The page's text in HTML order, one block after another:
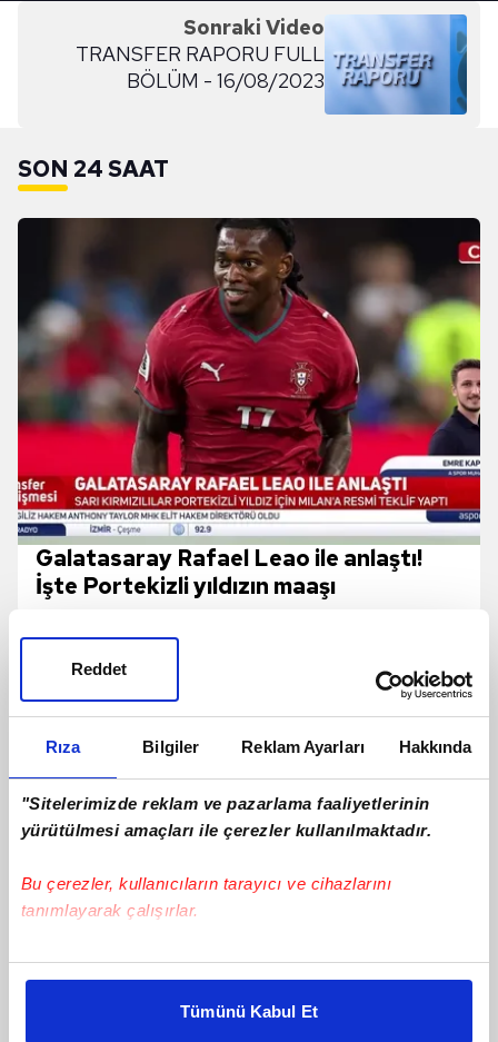
Rıza Bilgiler Reklam Ayarları Hakkında
"Sitelerimizde reklam ve pazarlama faaliyetlerinin
yürütülmesi amaçları ile çerezler kullanılmaktadır.
Bu çerezler, kullanıcıların tarayıcı ve cihazlarını
tanımlayarak çalışırlar.
Bu çerezlere izin vermeniz halinde sizlere özel
daha iyi reklam deneyimi yaşatabiliriz. Bunu yaparken
Tümünü Kabul Et
Reddet
Sonraki Video
TRANSFER RAPORU FULL
BÖLÜM - 16/08/2023
SON 24 SAAT
Galatasaray Rafael Leao ile anlaştı!
İşte Portekizli yıldızın maaşı
Ertuğrul Doğan: Santrfor transferinde
en iyi oyuncuyu getirmeye çalışacağız